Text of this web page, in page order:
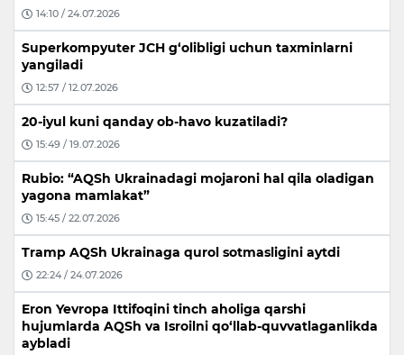
14:10 / 24.07.2026
Superkompyuter JCH g‘olibligi uchun taxminlarni
yangiladi
12:57 / 12.07.2026
20-iyul kuni qanday ob-havo kuzatiladi?
15:49 / 19.07.2026
Rubio: “AQSh Ukrainadagi mojaroni hal qila oladigan
yagona mamlakat”
15:45 / 22.07.2026
Tramp AQSh Ukrainaga qurol sotmasligini aytdi
22:24 / 24.07.2026
Eron Yevropa Ittifoqini tinch aholiga qarshi
hujumlarda AQSh va Isroilni qo‘llab-quvvatlaganlikda
aybladi